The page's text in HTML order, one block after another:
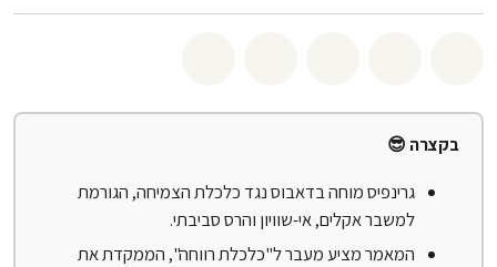
בקצרה 😎
גרינפיס מוחה בדאבוס נגד כלכלת הצמיחה, הגורמת
למשבר אקלים, אי-שוויון והרס סביבתי.
המאמר מציע מעבר ל"כלכלת רווחה", הממקדת את